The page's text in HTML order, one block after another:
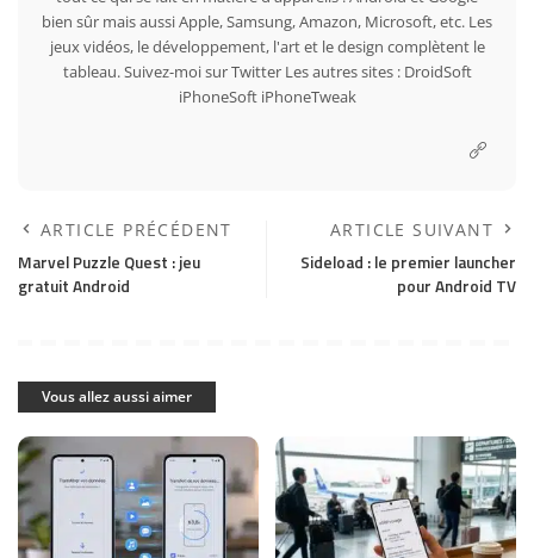
bien sûr mais aussi Apple, Samsung, Amazon, Microsoft, etc. Les
jeux vidéos, le développement, l'art et le design complètent le
tableau. Suivez-moi surTwitterLes autres sites : DroidSoft
iPhoneSoft iPhoneTweak
ARTICLE PRÉCÉDENT
Marvel Puzzle Quest : jeu
gratuit Android
ARTICLE SUIVANT
Sideload : le premier launcher
pour Android TV
Vous allez aussi aimer